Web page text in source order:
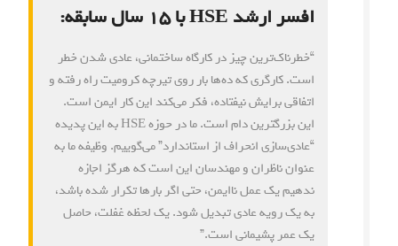
افسر ارشد HSE با ۱۵ سال سابقه:
“خطرناک‌ترین چیز در کارگاه ساختمانی، عادی شدن خطر
است. کارگری که ده‌ها بار روی تیرچه کرومیت راه رفته و
اتفاقی برایش نیفتاده، فکر می‌کند این کار ایمن است.
این بزرگترین دام است. ما در حوزه HSE به این پدیده
“عادی‌سازی انحراف از استاندارد” می‌گوییم. وظیفه ما به
عنوان ناظران و مهندسان این است که هرگز اجازه
ندهیم یک عمل ناایمن، حتی اگر بارها تکرار شده باشد،
به یک رویه عادی تبدیل شود. یک لحظه غفلت، حاصل
یک عمر پشیمانی است.”